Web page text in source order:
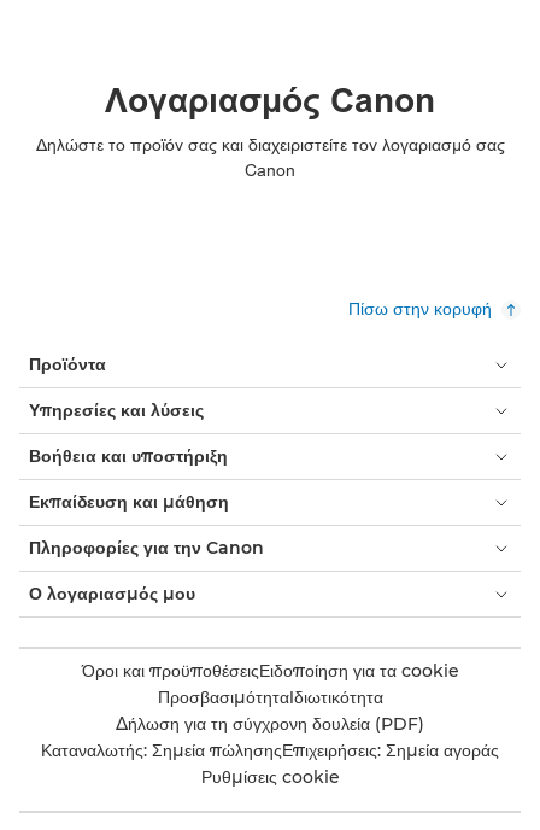
Λογαριασμός Canon
Δηλώστε το προϊόν σας και διαχειριστείτε τον λογαριασμό σας
Canon
Πίσω στην κορυφή
Προϊόντα
Υπηρεσίες και λύσεις
Βοήθεια και υποστήριξη
Εκπαίδευση και μάθηση
Πληροφορίες για την Canon
Ο λογαριασμός μου
Όροι και προϋποθέσειςΕιδοποίηση για τα cookie
ΠροσβασιμότηταΙδιωτικότητα
Δήλωση για τη σύγχρονη δουλεία (PDF)
Καταναλωτής: Σημεία πώλησηςΕπιχειρήσεις: Σημεία αγοράς
Ρυθμίσεις cookie